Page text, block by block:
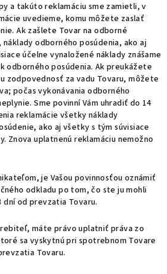
a takúto reklamáciu sme zamietli, v
uvedieme, komu môžete zaslať
Ak zašlete Tovar na odborné
odborného posúdenia, ako aj
účelne vynaložené náklady znášame
odborného posúdenia. Ak preukážete
zodpovednosť za vadu Tovaru, môžete
počas vykonávania odborného
Sme povinní Vám uhradiť do 14
reklamácie všetky náklady
ako aj všetky s tým súvisiace
Znova uplatnenú reklamáciu nemožno
je Vašou povinnosťou oznámiť
odkladu po tom, čo ste ju mohli
od prevzatia Tovaru.
máte právo uplatniť práva zo
sa vyskytnú pri spotrebnom Tovare
Tovaru.